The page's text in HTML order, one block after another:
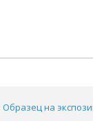
Образец на